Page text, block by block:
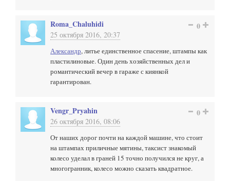
Roma_Chaluhidi
25 октября 2016, 20:37
0
Александр, литье единственное спасение, штампы как
пластилиновые. Один день хозяйственных дел и
романтический вечер в гараже с киянкой
гарантирован.
Vengr_Pryahin
26 октября 2016, 08:06
0
От наших дорог почти на каждой машине, что стоит
на штампах приличные мятины, таксист знакомый
колесо уделал в граней 15 точно получился не круг, а
многогранник, колесо можно сказать квадратное.